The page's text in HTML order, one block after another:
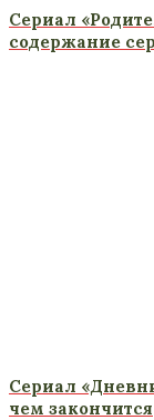
Сериал
содержание
Сериал
чем закончится